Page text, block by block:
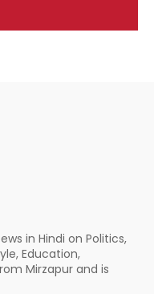
in Hindi on Politics,
Education,
Mirzapur and is